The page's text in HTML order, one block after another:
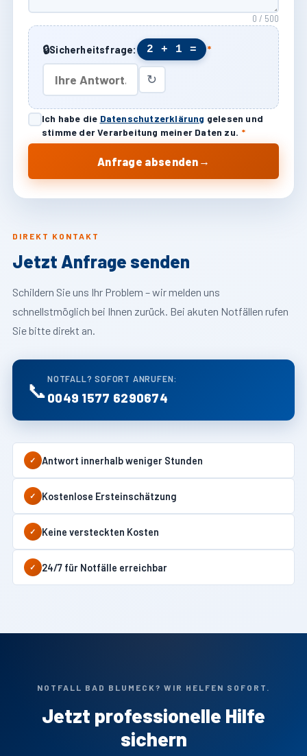
DIREKT KONTAKT
Jetzt Anfrage senden
Schildern Sie uns Ihr Problem – wir melden uns
schnellstmöglich bei Ihnen zurück. Bei akuten Notfällen rufen
Sie bitte direkt an.
📞 NOTFALL? SOFORT ANRUFEN:
0049 1577 6290674
✓ Antwort innerhalb weniger Stunden
✓ Kostenlose Ersteinschätzung
✓ Keine versteckten Kosten
✓ 24/7 für Notfälle erreichbar
0 / 500
🔒Sicherheitsfrage: 2 + 1 = *
↻
Ich habe die Datenschutzerklärung gelesen und
stimme der Verarbeitung meiner Daten zu. *
Anfrage absenden →
NOTFALL BAD BLUMECK? WIR HELFEN SOFORT.
Jetzt professionelle Hilfe
sichern